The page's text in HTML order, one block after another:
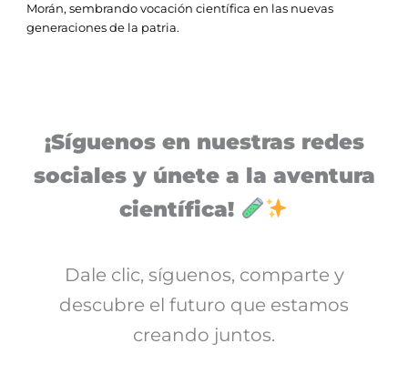
Morán, sembrando vocación científica en las nuevas
generaciones de la patria.
¡Síguenos en nuestras redes
sociales y únete a la aventura
científica!
Dale clic, síguenos, comparte y
descubre el futuro que estamos
creando juntos.